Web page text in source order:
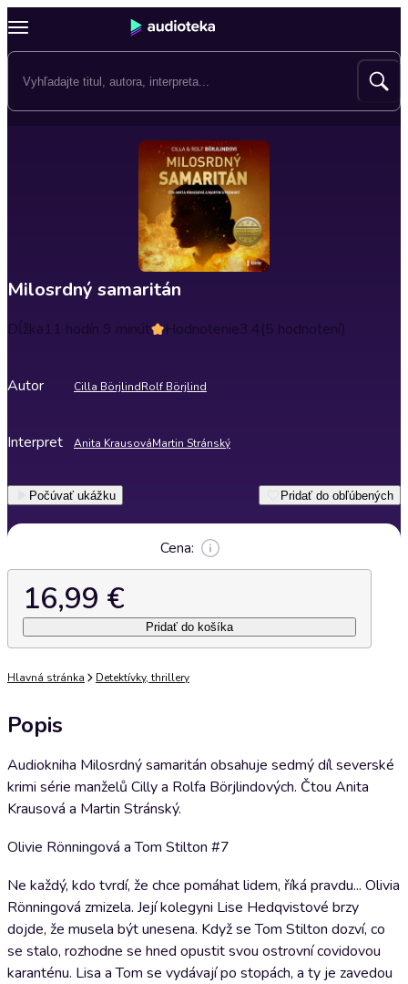
Milosrdný samaritán
Dĺžka11 hodín 9 minút Hodnotenie3.4(5 hodnotení)
Autor Cilla BörjlindRolf Börjlind
Interpret Anita KrausováMartin Stránský
Počúvať ukážku Pridať do obľúbených
Cena:
16,99 €
Pridať do košíka
Hlavná stránka Detektívky, thrillery
Popis
Audiokniha Milosrdný samaritán obsahuje sedmý díl severské
krimi série manželů Cilly a Rolfa Börjlindových. Čtou Anita
Krausová a Martin Stránský.
Olivie Rönningová a Tom Stilton #7
Ne každý, kdo tvrdí, že chce pomáhat lidem, říká pravdu... Olivia
Rönningová zmizela. Její kolegyni Lise Hedqvistové brzy
dojde, že musela být unesena. Když se Tom Stilton dozví, co
se stalo, rozhodne se hned opustit svou ostrovní covidovou
karanténu. Lisa a Tom se vydávají po stopách, a ty je zavedou